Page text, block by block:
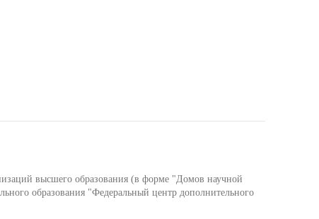
высшего образования (в форме "Домов научной
образования "Федеральный центр дополнительного